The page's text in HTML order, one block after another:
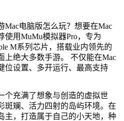
Mac电脑版怎么玩？想要在Mac
使用MuMu模拟器Pro，专为
M系列芯片，搭载业内领先的
上绝大多数手游。 不仅能在Mac
位设置、多开运行、最高支持
个充满了想象与创造的虚拟世
斑斓、活力四射的岛屿环境。在
主，打造属于自己的小天地，种